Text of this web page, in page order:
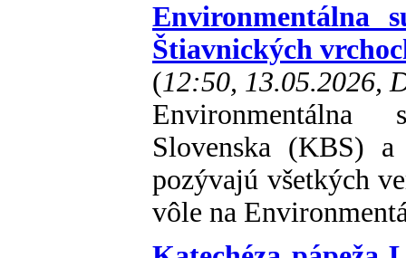
Environmentálna
Štiavnických
(12:50, 13.05.2026,
Environmentálna
Slovenska (KBS)
pozývajú všetkých
vôle na